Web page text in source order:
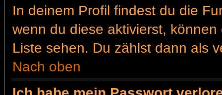
In deinem Profil findest du die
wenn du diese aktivierst,
Liste sehen. Du zählst dann als
Nach oben